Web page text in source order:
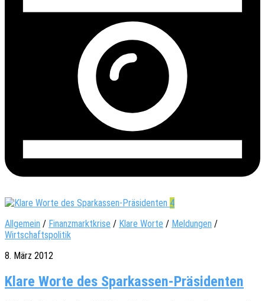
4
Allgemein / Finanzmarktkrise / Klare Worte / Meldungen /
Wirtschaftspolitik
8. März 2012
Klare Worte des Sparkassen-Präsidenten